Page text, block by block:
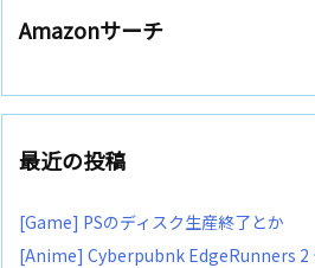
Amazonサーチ
最近の投稿
[Game] PSのディスク生産終了とか
[Anime] Cyberpubnk EdgeRunners 2